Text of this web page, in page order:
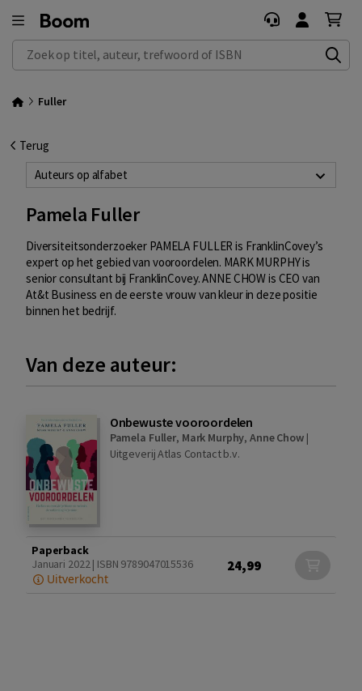
Zoek op titel, auteur, trefwoord of ISBN
Fuller
Terug
Auteurs op alfabet
Pamela Fuller
Diversiteitsonderzoeker PAMELA FULLER is FranklinCovey’s
expert op het gebied van vooroordelen. MARK MURPHY is
senior consultant bij FranklinCovey. ANNE CHOW is CEO van
At&t Business en de eerste vrouw van kleur in deze positie
binnen het bedrijf.
Van deze auteur:
Onbewuste vooroordelen
Pamela Fuller, Mark Murphy,Anne Chow|
Uitgeverij Atlas Contact b.v.
Paperback
Januari 2022 | ISBN 9789047015536
Uitverkocht
24,99